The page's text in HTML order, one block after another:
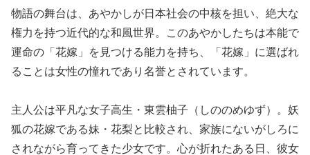
物語の舞台は、あやかしが日本社会の中核を担い、絶大な
権力を持つ近代的な和風世界。このあやかしたちは本能で
運命の「花嫁」を見つける能力を持ち、「花嫁」に選ばれ
ることは女性の憧れであり名誉とされています。
主人公は平凡な女子高生・東雲柚子（しののめゆず）。妖
狐の花嫁である妹・花梨と比較され、家族にないがしろに
されながら育ってきた少女です。心が折れたある日、彼女